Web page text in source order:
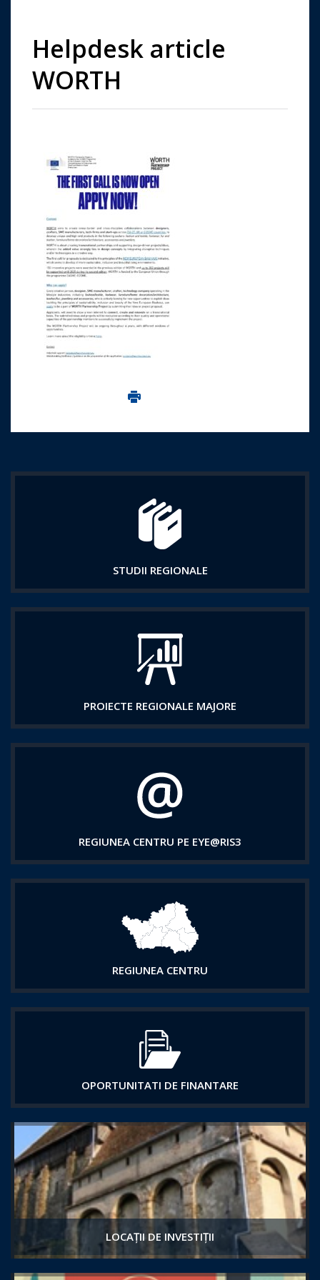
Helpdesk article
WORTH
Imprima aceasta pagina
STUDII REGIONALE
PROIECTE REGIONALE MAJORE
REGIUNEA CENTRU PE EYE@RIS3
REGIUNEA CENTRU
OPORTUNITATI DE FINANTARE
LOCAȚII DE INVESTIȚII